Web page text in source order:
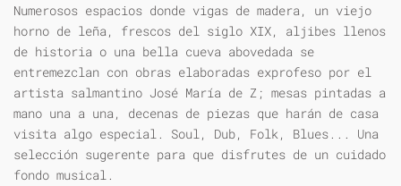
Numerosos espacios donde vigas de madera, un viejo
horno de leña, frescos del siglo XIX, aljibes llenos
de historia o una bella cueva abovedada se
entremezclan con obras elaboradas exprofeso por el
artista salmantino José María de Z; mesas pintadas a
mano una a una, decenas de piezas que harán de casa
visita algo especial. Soul, Dub, Folk, Blues... Una
selección sugerente para que disfrutes de un cuidado
fondo musical.